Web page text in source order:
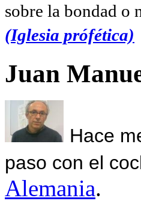
sobre la bondad o
(Iglesia prófética)
Juan
Hace
paso con el
Alemania.